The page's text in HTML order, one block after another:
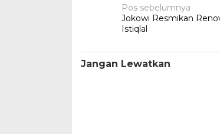
Navigasi
pos
Pos sebelumnya
Jokowi Resmikan
Istiqlal
Jangan Lewatkan